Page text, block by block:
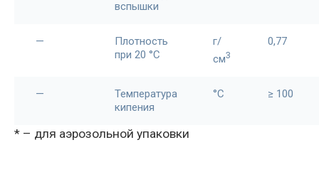
вспышки
—
Плотность
при 20 °С
г/
см3
0,77
—
Температура
кипения
°C ≥ 100
* – для аэрозольной упаковки